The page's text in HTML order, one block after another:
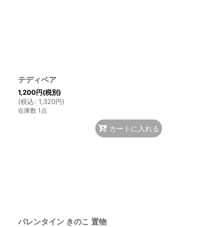
テディベア
1,200円(税別)
(税込: 1,320円)
在庫数 1点
カートに入れる
バレンタイン きのこ 置物